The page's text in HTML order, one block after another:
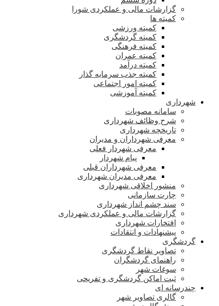
گزارشات مالی و عملکردی شورا
کمیته ها
کمیته ورزشی
کمیته گردشگری
کمیته فرهنگی
کمیته عمران
کمیته درآمد
کمیته جذب سرمایه گذار
کمیته امور اجتماعی
کمیته آموزشی
شهرداری
سامانه مصوبات
شرح وظائف شهرداری
تاریخچه شهرداری
معرفی شهرداران و مدیران
معرفی شهردار فعلی
پیام شهردار
معرفی شهرداران قبلی
معرفی مدیران شهرداری
منشور اخلاقی شهرداری
چارت سازمانی
سند چشم انداز شهرداری
گزارشات مالی و عملکردی شهرداری
افتخارات شهرداری
پیشنهادات و انتقادات
گردشگری
تصاویر نقاط گردشگری
راهنمای گردشگران
سوغات شهر
ثبت اماکن گردشگری و تفریحی
چندرسانه ای
گالری تصاویر شهر